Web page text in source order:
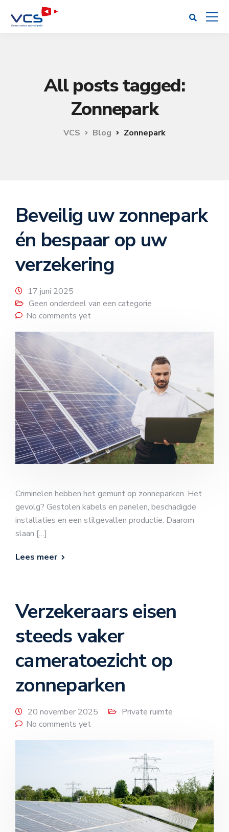
All posts tagged:
Zonnepark
VCS Blog Zonnepark
Beveilig uw zonnepark
én bespaar op uw
verzekering
17 juni 2025
Geen onderdeel van een categorie
No comments yet
Criminelen hebben het gemunt op zonneparken. Het
gevolg? Gestolen kabels en panelen, beschadigde
installaties en een stilgevallen productie. Daarom
slaan […]
Lees meer
Verzekeraars eisen
steeds vaker
cameratoezicht op
zonneparken
20 november 2025
Private ruimte
No comments yet